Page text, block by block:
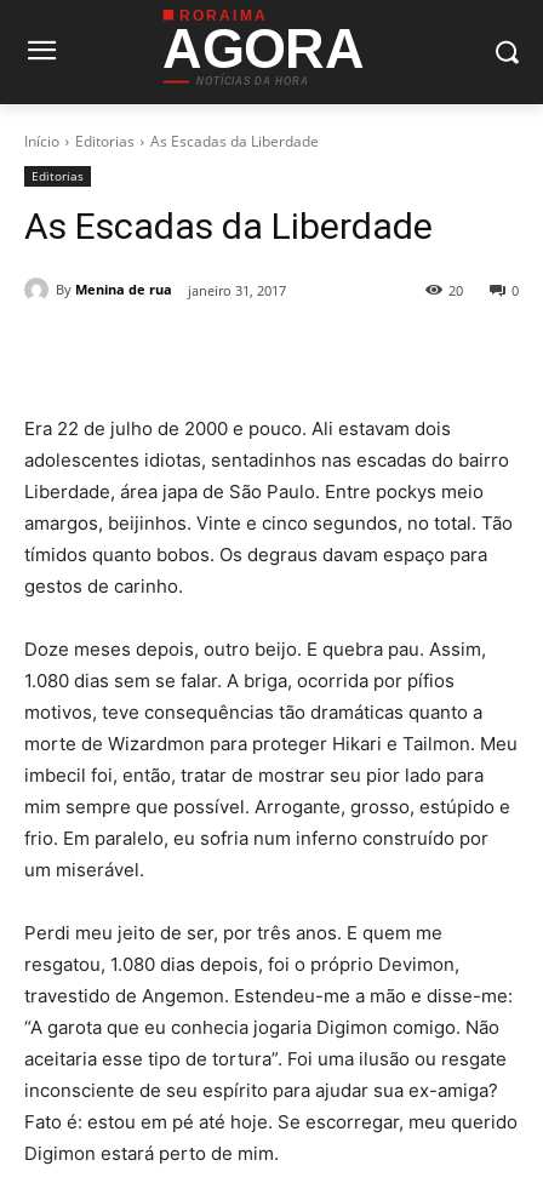
RORAIMA
AGORA
NOTÍCIAS DA HORA
Início Editorias As Escadas da Liberdade
Editorias
As Escadas da Liberdade
By Menina de rua janeiro 31, 2017 0
20
Era 22 de julho de 2000 e pouco. Ali estavam dois
adolescentes idiotas, sentadinhos nas escadas do bairro
Liberdade, área japa de São Paulo. Entre pockys meio
amargos, beijinhos. Vinte e cinco segundos, no total. Tão
tímidos quanto bobos. Os degraus davam espaço para
gestos de carinho.
Doze meses depois, outro beijo. E quebra pau. Assim,
1.080 dias sem se falar. A briga, ocorrida por pífios
motivos, teve consequências tão dramáticas quanto a
morte de Wizardmon para proteger Hikari e Tailmon. Meu
imbecil foi, então, tratar de mostrar seu pior lado para
mim sempre que possível. Arrogante, grosso, estúpido e
frio. Em paralelo, eu sofria num inferno construído por
um miserável.
Perdi meu jeito de ser, por três anos. E quem me
resgatou, 1.080 dias depois, foi o próprio Devimon,
travestido de Angemon. Estendeu-me a mão e disse-me:
“A garota que eu conhecia jogaria Digimon comigo. Não
aceitaria esse tipo de tortura”. Foi uma ilusão ou resgate
inconsciente de seu espírito para ajudar sua ex-amiga?
Fato é: estou em pé até hoje. Se escorregar, meu querido
Digimon estará perto de mim.